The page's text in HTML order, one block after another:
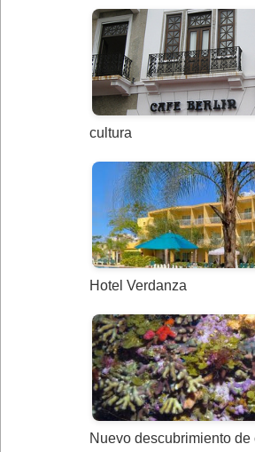
cultura
Hotel Verdanza
Nuevo descubrimiento